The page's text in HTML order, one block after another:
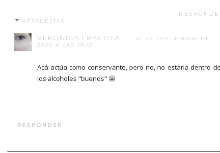
RESPUESTAS
VERÓNICA FRÁGOLA
10 DE SEPTIEMBRE DE
2020 A LAS 19:43
Acá actúa como conservante, pero no, no estaría dentro
los alcoholes "buenos" 😬
RESPONDER